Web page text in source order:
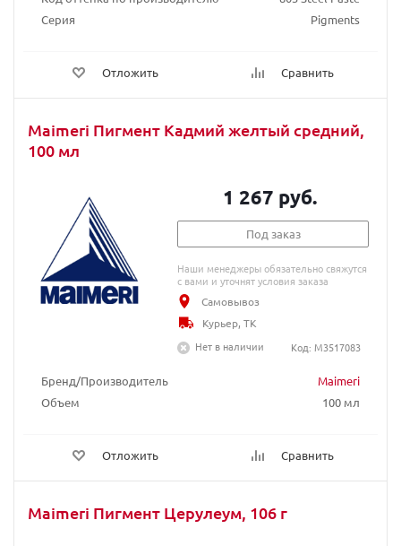
Серия
Pigments
Отложить Сравнить
Maimeri Пигмент Кадмий желтый средний,
100 мл
Бренд/Производитель
Maimeri
Объем
100 мл
Отложить Сравнить
1 267 руб.
Под заказ
Наши менеджеры обязательно свяжутся
с вами и уточнят условия заказа
Самовывоз
Курьер, ТК
Нет в наличии
Код: M3517083
Maimeri Пигмент Церулеум, 106 г